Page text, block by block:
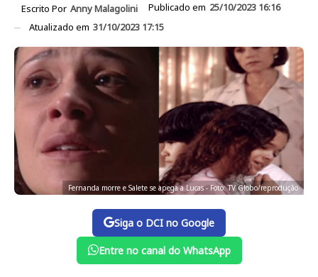
Escrito Por Anny Malagolini Publicado em 25/10/2023 16:16
Atualizado em 31/10/2023 17:15
Fernanda morre e Salete se apega a Lucas - Foto: TV Globo/reprodução
Siga o DCI no Google
Entre no canal do WhatsApp